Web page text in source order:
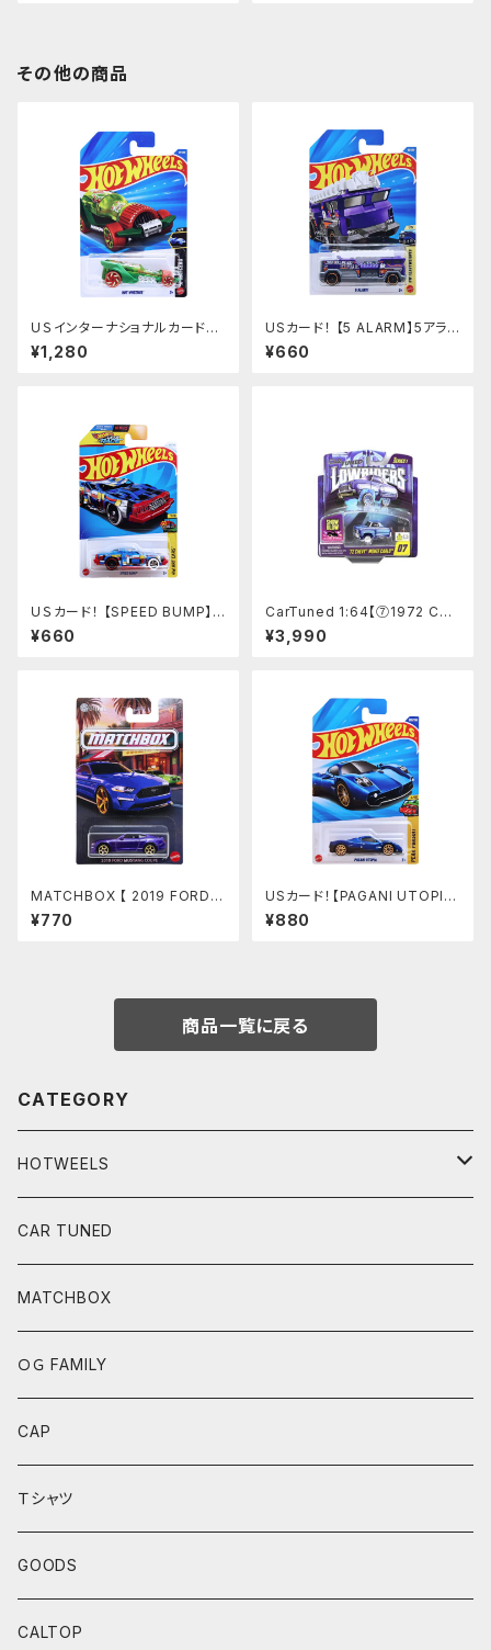
その他の商品
ＵＳインターナショナルカード！
【HOT WHEENGS】トレジャー
ハント
¥1,280
USカード！ 【5 ALARM】5アラ
ーム
¥660
ＵＳカード！ 【SPEED BUMP】
LET'S RACE
¥660
CarTuned 1:64【⑦1972 Che
vy Monte Carlo】 Lowriders
SHOW GLOW Series 1 カー
¥3,990
MATCHBOX 【 2019 FORD
MUSTANG COUPE】
¥770
USカード！【PAGANI UTOPI
A】ブルー
¥880
商品一覧に戻る
CATEGORY
HOTWEELS
BASIC
FAST&FURIOUS
CAR CULTURE
POP CULTURE
BOULEVARD SERIES
ANNIVERSARY SERIES
THEME AUTOMOTIVE
CAR TUNED
MATCHBOX
ＯＧ FAMILY
CAP
Ｔシャツ
GOODS
CALTOP